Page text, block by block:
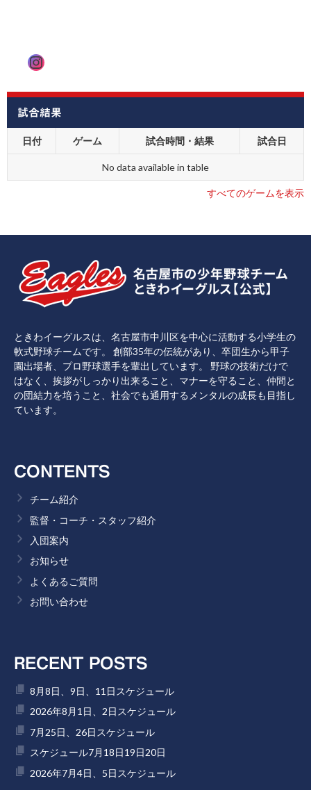
Instagram
試合結果
日付 ゲーム 試合時間・結果 試合日
No data available in table
すべてのゲームを表示
ときわイーグルスは、名古屋市中川区を中心に活動する小学生の
軟式野球チームです。 創部35年の伝統があり、卒団生から甲子
園出場者、プロ野球選手を輩出しています。 野球の技術だけで
はなく、挨拶がしっかり出来ること、マナーを守ること、仲間と
の団結力を培うこと、社会でも通用するメンタルの成長も目指し
ています。
CONTENTS
チーム紹介
監督・コーチ・スタッフ紹介
入団案内
お知らせ
よくあるご質問
お問い合わせ
RECENT POSTS
8月8日、9日、11日スケジュール
2026年8月1日、2日スケジュール
7月25日、26日スケジュール
スケジュール7月18日19日20日
2026年7月4日、5日スケジュール